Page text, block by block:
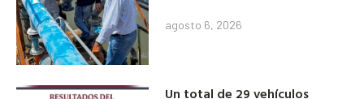
agosto 6, 2026
Un total de 29 vehículos